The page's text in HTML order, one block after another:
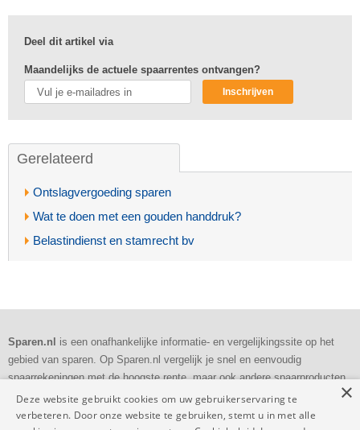
Deel dit artikel via
Maandelijks de actuele spaarrentes ontvangen?
Inschrijven
Gerelateerd
Ontslagvergoeding sparen
Wat te doen met een gouden handdruk?
Belastindienst en stamrecht bv
Sparen.nl
is een onafhankelijke informatie- en vergelijkingssite op het
gebied van sparen. Op Sparen.nl vergelijk je snel en eenvoudig
spaarrekeningen met de hoogste rente, maar ook andere spaarproducten
als deposito's en bankspaarrekeningen.
×
Deze website gebruikt cookies om uw gebruikerservaring te
verbeteren. Door onze website te gebruiken, stemt u in met alle